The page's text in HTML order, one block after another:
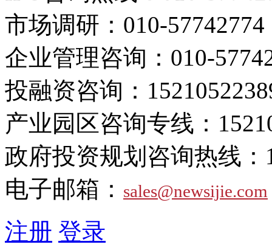
市场调研： 010-57742774
企业管理咨询： 010-
投融资咨询：
产业园区咨询专线：
政府投资规划咨询热线：
电子邮箱： sales@newsijie.com
注册 登录